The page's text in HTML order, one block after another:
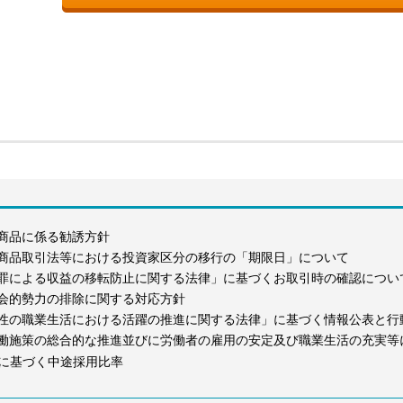
品に係る勧誘方針
品取引法等における投資家区分の移行の「期限日」について
による収益の移転防止に関する法律」に基づくお取引時の確認につい
的勢力の排除に関する対応方針
の職業生活における活躍の推進に関する法律」に基づく情報公表と行
施策の総合的な推進並びに労働者の雇用の安定及び職業生活の充実等
基づく中途採用比率